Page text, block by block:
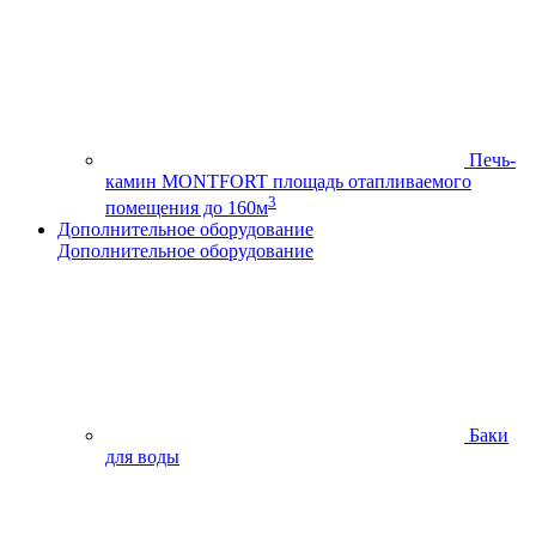
Печь-
камин MONTFORT площадь отапливаемого
помещения до 160м3
Дополнительное оборудование
Дополнительное оборудование
Баки
для воды